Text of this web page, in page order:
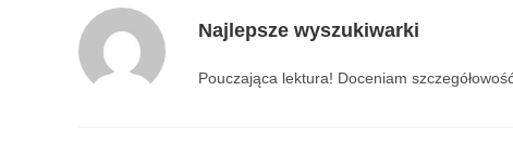
Najlepsze wyszukiwarki
Pouczająca lektura! Doceniam